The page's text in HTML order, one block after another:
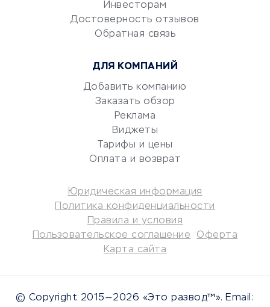
документооборот
Юридические компании
Аудиторские компании
Бухгалтерия онлайн
Потребительские кредиты
Кредитные карты
Дебетовые карты
Микрофинансовые
Улучшение кредитной
Инвесторам
Достоверность отзывов
Обратная связь
ДЛЯ КОМПАНИЙ
Добавить компанию
Заказать обзор
Реклама
Виджеты
Тарифы и цены
Оплата и возврат
Юридическая информация
Политика конфиденциальности
Правила и условия
Пользовательское соглашение
Оферта
Карта сайта
© Copyright 2015—2026 «Это развод™». Email: